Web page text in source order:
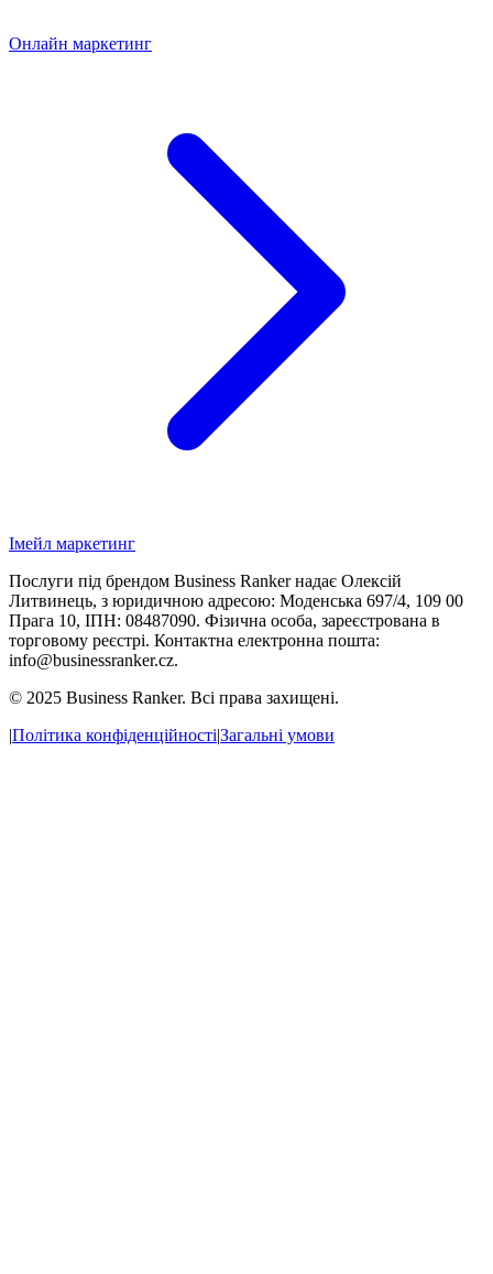
Онлайн маркетинг
Імейл маркетинг
Послуги під брендом Business Ranker надає Олексій
Литвинець, з юридичною адресою: Моденська 697/4, 109 00
Прага 10, ІПН: 08487090. Фізична особа, зареєстрована в
торговому реєстрі. Контактна електронна пошта:
info@businessranker.cz.
© 2025 Business Ranker. Всі права захищені.
|Політика конфіденційності|Загальні умови